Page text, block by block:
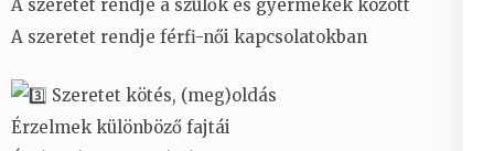
A szeretet rendje a szülők és gyermekek között
A szeretet rendje férfi-női kapcsolatokban
Szeretet kötés, (meg)oldás
Érzelmek különböző fajtái